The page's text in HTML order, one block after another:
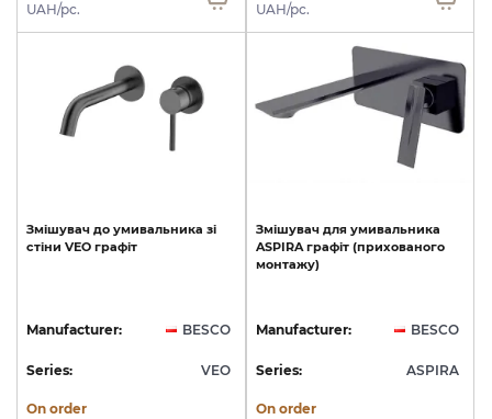
UAH/pc. UAH/pc.
Змішувач до умивальника зі
стіни VEO графіт
Manufacturer: BESCO
Series: VEO
On order
Змішувач для умивальника
ASPIRA графіт (прихованого
монтажу)
Manufacturer: BESCO
Series: ASPIRA
On order